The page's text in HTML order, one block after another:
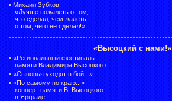
• Михаил Зубков:
«Лучше пожалеть о том,
что сделал, чем жалеть
о том, чего не сделал!»
«Высоцкий с нами!»
• «Региональный фестиваль
памяти Владимира Высоцкого
• «Сыновья уходят в бой...»
• «По самому по краю...» —
концерт памяти В. Высоцкого
в Ярграде